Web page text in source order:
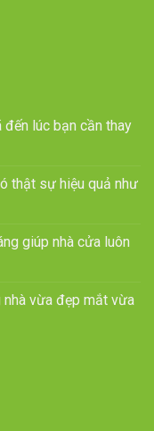
đến lúc bạn cần thay
thật sự hiệu quả như
giúp nhà cửa luôn
nhà vừa đẹp mắt vừa